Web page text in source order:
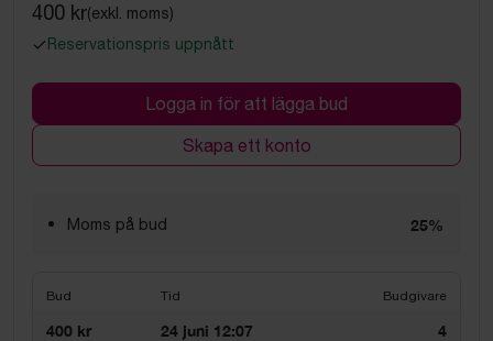
400 kr(exkl. moms)
Reservationspris uppnått
Logga in för att lägga bud
Skapa ett konto
Moms på bud 25%
Bud Tid Budgivare
400 kr 24 juni 12:07 4